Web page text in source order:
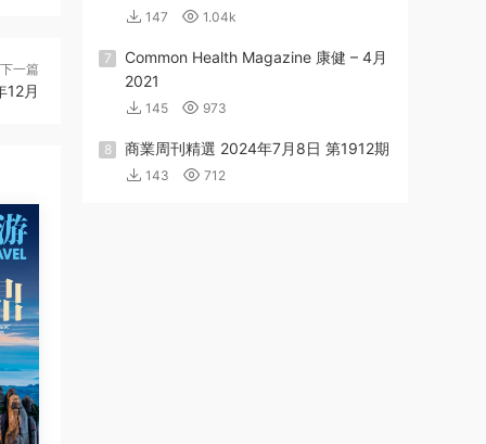
下一篇
12月
147 1.04k
7
Common Health Magazine 康健 – 4月
2021
145 973
8 商業周刊精選 2024年7月8日 第1912期
143 712